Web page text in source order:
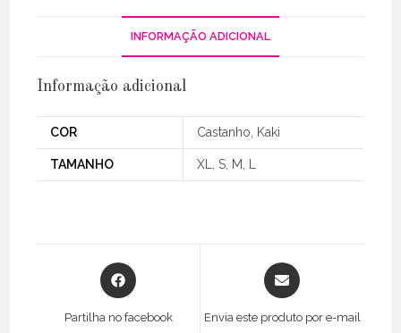
INFORMAÇÃO ADICIONAL
Informação adicional
COR Castanho, Kaki
TAMANHO XL, S, M, L
Opens
in
Partilha no facebook
Opens
in
Envia este produto por e-mail